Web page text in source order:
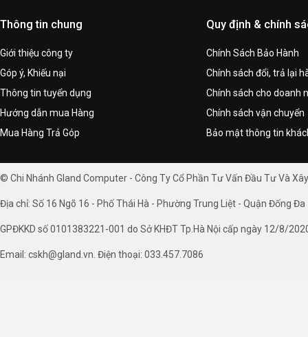
Thông tin chung
Giới thiệu công ty
Góp ý, Khiếu nại
Thông tin tuyển dụng
Hướng dẫn mua Hàng
Mua Hàng Trả Góp
Quy định & chính
Chính Sách Bảo Hành
Chính sách đổi, trả lại
Chính sách cho doanh
Chính sách vận chuyển
Bảo mật thông tin
© Chi Nhánh Gland Computer - Công Ty Cổ Phần Tư Vấn Đầu Tư Và
Địa chỉ: Số 16 Ngõ 16 - Phố Thái Hà - Phường Trung Liệt - Quận Đống Đa
GPĐKKD số 0101383221-001 do Sở KHĐT Tp.Hà Nội cấp ngày 12/8/
Email: cskh@gland.vn. Điện thoại: 033.457.7086